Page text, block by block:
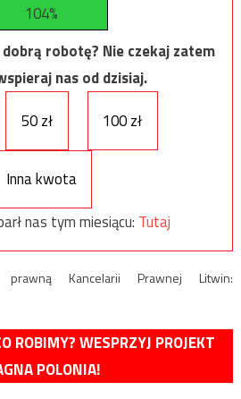
104%
robotę? Nie czekaj zatem
nas od dzisiaj.
50 zł 100 zł
Inna kwota
nas tym miesiącu: Tutaj
Kancelarii Prawnej Litwin:
ROBIMY? WESPRZYJ PROJEKT
POLONIA!